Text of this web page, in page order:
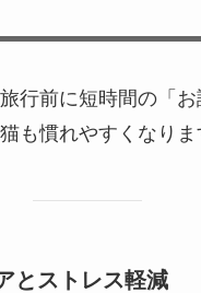
行前に短時間の「お
も慣れやすくなりま
とストレス軽減